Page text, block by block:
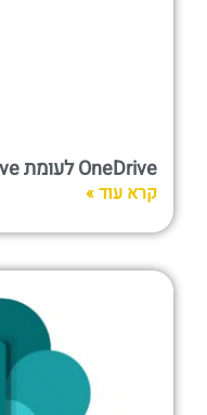
OneDrive לעומת Google Drive
קרא עוד »